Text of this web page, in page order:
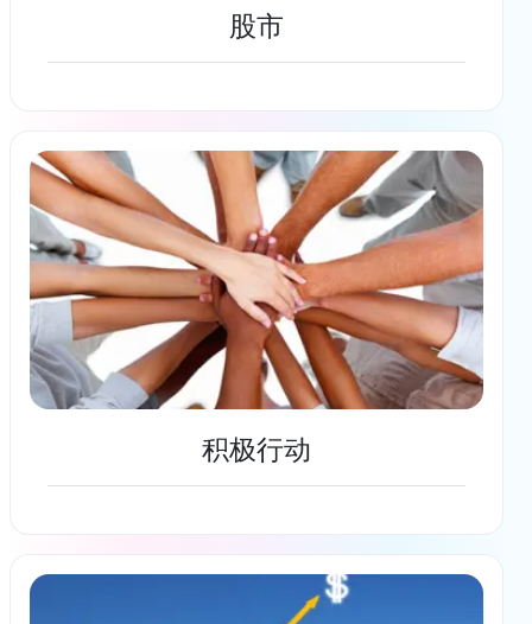
股市
了解更多
积极行动
了解更多